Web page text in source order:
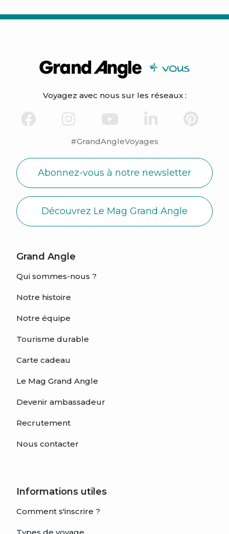
Voyagez avec nous sur les réseaux :
#GrandAngleVoyages
Abonnez-vous à notre newsletter
Découvrez Le Mag Grand Angle
Grand Angle
Qui sommes-nous ?
Notre histoire
Notre équipe
Tourisme durable
Carte cadeau
Le Mag Grand Angle
Devenir ambassadeur
Recrutement
Nous contacter
Informations utiles
Comment s'inscrire ?